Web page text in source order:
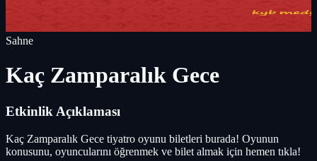
Sahne
Kaç Zamparalık Gece
Etkinlik Açıklaması
Kaç Zamparalık Gece tiyatro oyunu biletleri burada! Oyunun
konusunu, oyuncularını öğrenmek ve bilet almak için hemen tıkla!